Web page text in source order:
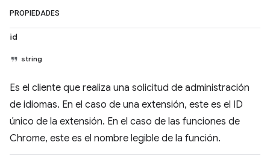
PROPIEDADES
id
string
Es el cliente que realiza una solicitud de administración
de idiomas. En el caso de una extensión, este es el ID
único de la extensión. En el caso de las funciones de
Chrome, este es el nombre legible de la función.